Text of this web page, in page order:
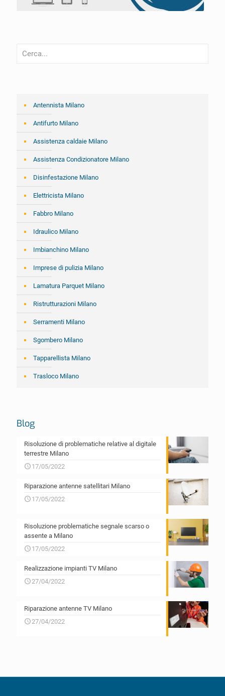
Antennista Milano
Antifurto Milano
Assistenza caldaie Milano
Assistenza Condizionatore Milano
Disinfestazione Milano
Elettricista Milano
Fabbro Milano
Idraulico Milano
Imbianchino Milano
Imprese di pulizia Milano
Lamatura Parquet Milano
Ristrutturazioni Milano
Serramenti Milano
Sgombero Milano
Tapparellista Milano
Trasloco Milano
Blog
Risoluzione di problematiche relative al digitale
terrestre Milano
17/05/2022
Riparazione antenne satellitari Milano
17/05/2022
Risoluzione problematiche segnale scarso o
assente a Milano
17/05/2022
Realizzazione impianti TV Milano
27/04/2022
Riparazione antenne TV Milano
27/04/2022